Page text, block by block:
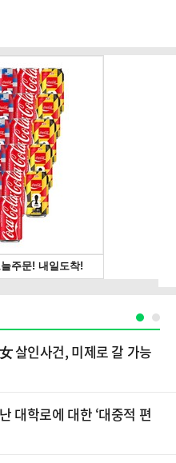
살인사건, 미제로 갈 가능
대학로에 대한 ‘대중적 편